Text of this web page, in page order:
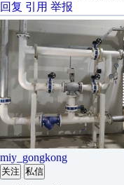
回复 引用 举报
miy_gongkong
关注 私信